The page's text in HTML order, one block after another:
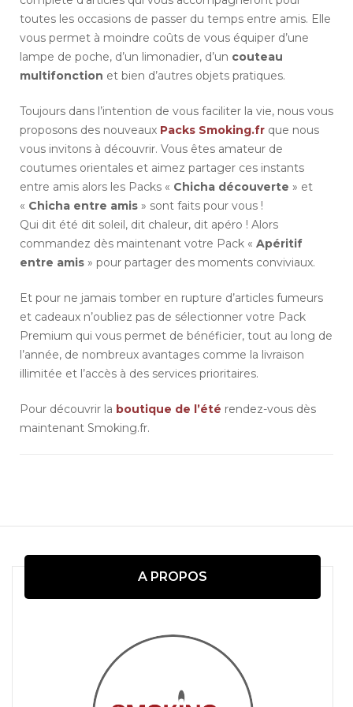
toutes les occasions de passer du temps entre amis. Elle
vous permet à moindre coûts de vous équiper d’une
lampe de poche, d’un limonadier, d’un couteau
multifonction et bien d’autres objets pratiques.
Toujours dans l’intention de vous faciliter la vie, nous vous
proposons des nouveaux Packs Smoking.fr que nous
vous invitons à découvrir. Vous êtes amateur de
coutumes orientales et aimez partager ces instants
entre amis alors les Packs « Chicha découverte » et
« Chicha entre amis » sont faits pour vous !
Qui dit été dit soleil, dit chaleur, dit apéro ! Alors
commandez dès maintenant votre Pack « Apéritif
entre amis » pour partager des moments conviviaux.
Et pour ne jamais tomber en rupture d’articles fumeurs
et cadeaux n’oubliez pas de sélectionner votre Pack
Premium qui vous permet de bénéficier, tout au long de
l’année, de nombreux avantages comme la livraison
illimitée et l’accès à des services prioritaires.
Pour découvrir la boutique de l’été rendez-vous dès
maintenant Smoking.fr.
A PROPOS